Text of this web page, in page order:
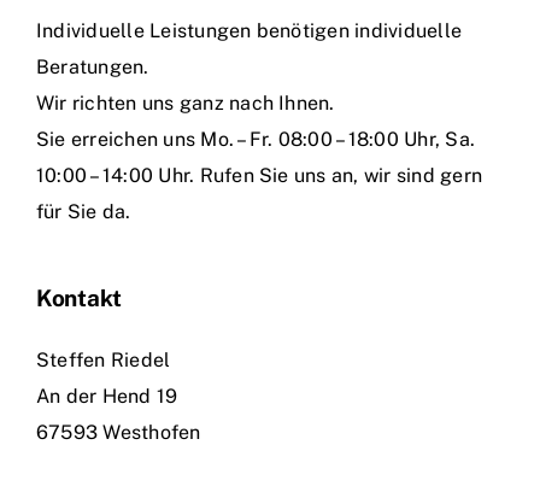
Individuelle Leistungen benötigen individuelle
Beratungen.
Wir richten uns ganz nach Ihnen.
Sie erreichen uns Mo. – Fr. 08:00 – 18:00 Uhr, Sa.
10:00 – 14:00 Uhr. Rufen Sie uns an, wir sind gern
für Sie da.
Kontakt
Steffen Riedel
An der Hend 19
67593 Westhofen